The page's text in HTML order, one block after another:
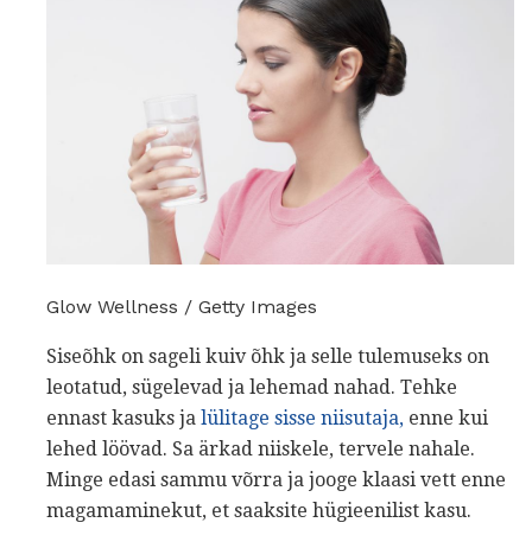
Glow Wellness / Getty Images
Siseõhk on sageli kuiv õhk ja selle tulemuseks on
leotatud, sügelevad ja lehemad nahad. Tehke
ennast kasuks ja lülitage sisse niisutaja, enne kui
lehed löövad. Sa ärkad niiskele, tervele nahale.
Minge edasi sammu võrra ja jooge klaasi vett enne
magamaminekut, et saaksite hügieenilist kasu.